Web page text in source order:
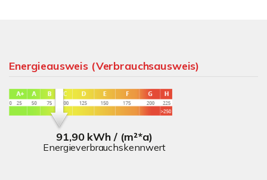
Energieausweis (Verbrauchsausweis)
91,90 kWh / (m²*a)
Energieverbrauchskennwert